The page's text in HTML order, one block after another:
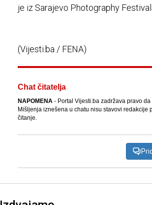
je iz Sarajevo Photography
(Vijesti.ba / FENA)
Chat čitatelja
NAPOMENA- Portal Vijesti.ba zadržava pravo
Mišljenja iznešena u chatu nisu stavovi redakcije
čitanje.